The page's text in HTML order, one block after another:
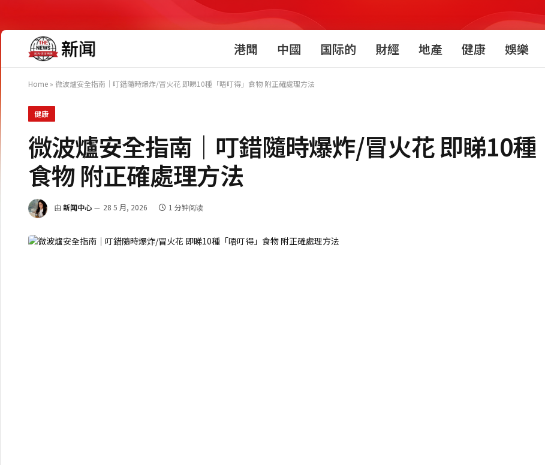
港聞 中國 国际的 財經 地產 健康 娛樂
Home » 微波爐安全指南｜叮錯隨時爆炸/冒火花 即睇10種「唔叮得」食物 附正確處理方法
健康
微波爐安全指南｜叮錯隨時爆炸/冒火花 即睇10種
食物 附正確處理方法
由 新闻中心 28 5 月, 2026 1 分钟阅读